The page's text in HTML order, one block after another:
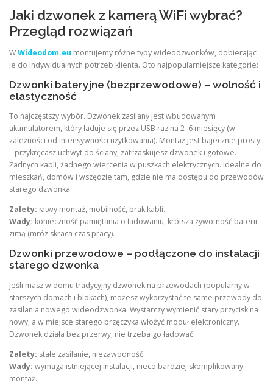
Jaki dzwonek z kamerą WiFi wybrać?
Przegląd rozwiązań
WWideodom.eu montujemy różne typy wideodzwonków, dobierając
je do indywidualnych potrzeb klienta. Oto najpopularniejsze kategorie:
Dzwonki bateryjne (bezprzewodowe) – wolność i
elastyczność
To najczęstszy wybór. Dzwonek zasilany jest wbudowanym
akumulatorem, który ładuje się przez USB raz na 2–6 miesięcy (w
zależności od intensywności użytkowania). Montaż jest bajecznie prosty
– przykręcasz uchwyt do ściany, zatrzaskujesz dzwonek i gotowe.
Żadnych kabli, żadnego wiercenia w puszkach elektrycznych. Idealne do
mieszkań, domów i wszędzie tam, gdzie nie ma dostępu do przewodów
starego dzwonka.
Zalety: łatwy montaż, mobilność, brak kabli.
Wady: konieczność pamiętania o ładowaniu, krótsza żywotność baterii
zimą (mróz skraca czas pracy).
Dzwonki przewodowe – podłączone do instalacji
starego dzwonka
Jeśli masz w domu tradycyjny dzwonek na przewodach (popularny w
starszych domach i blokach), możesz wykorzystać te same przewody do
zasilania nowego wideodzwonka. Wystarczy wymienić stary przycisk na
nowy, a w miejsce starego brzęczyka włożyć moduł elektroniczny.
Dzwonek działa bez przerwy, nie trzeba go ładować.
Zalety: stałe zasilanie, niezawodność.
Wady: wymaga istniejącej instalacji, nieco bardziej skomplikowany
montaż.